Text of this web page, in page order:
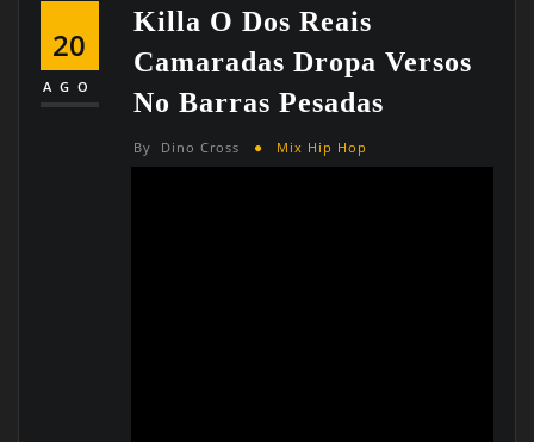
20
AGO
Killa O Dos Reais
Camaradas Dropa Versos
No Barras Pesadas
By Dino Cross Mix Hip Hop